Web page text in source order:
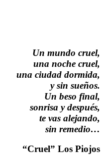
Un mundo cruel,
una noche cruel,
una ciudad dormida,
y sin sueños.
Un beso final,
sonrisa y después,
te vas alejando,
sin remedio…
“Cruel” Los Piojos